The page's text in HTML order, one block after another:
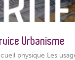
Urbanisme
physique Les